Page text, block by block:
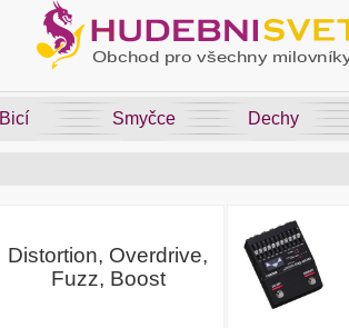
Bicí Smyčce Dechy
Distortion, Overdrive,
Fuzz, Boost